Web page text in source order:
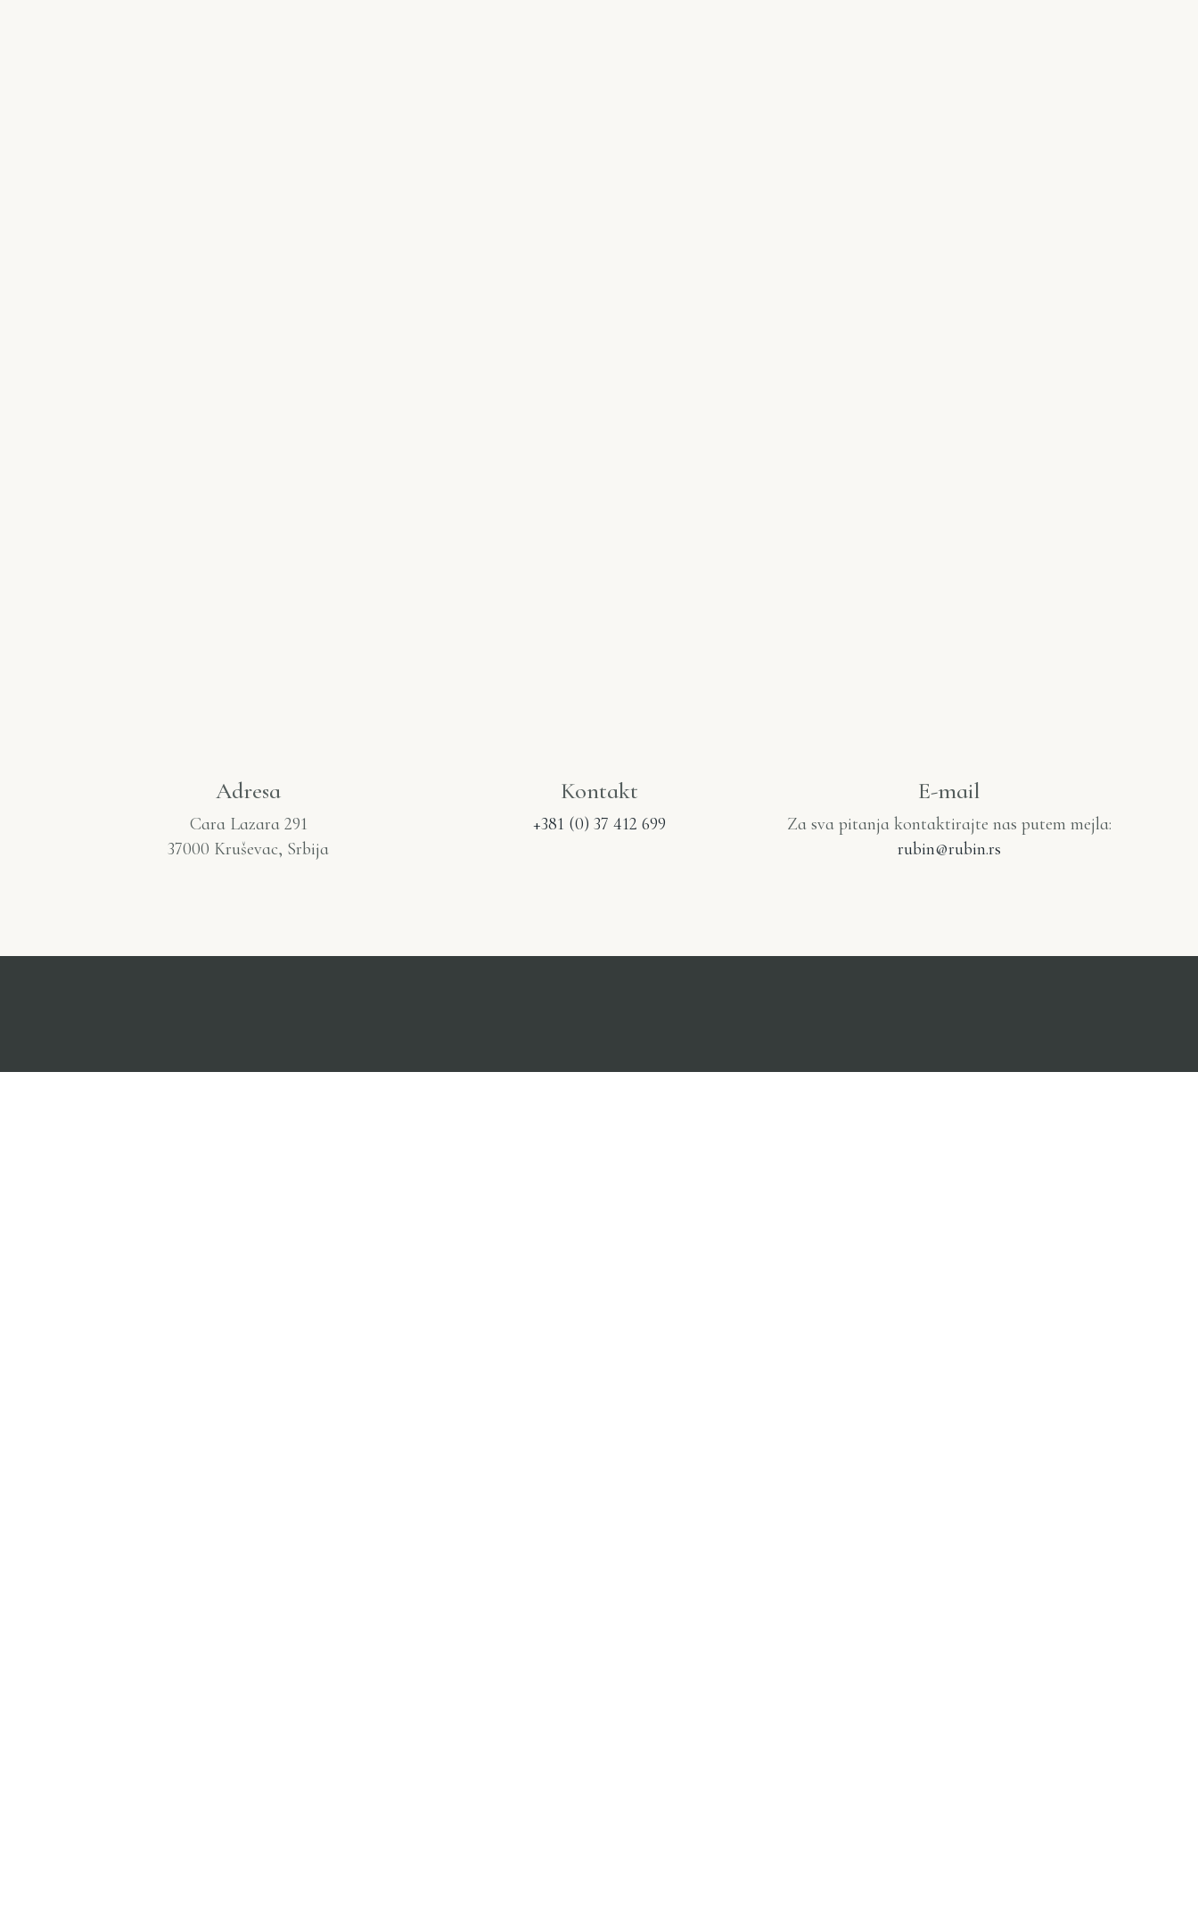
Adresa
Cara Lazara 291
37000 Kruševac, Srbija
Kontakt
+381 (0) 37 412 699
E-mail
Za sva pitanja kontaktirajte nas putem mejla:
rubin@rubin.rs